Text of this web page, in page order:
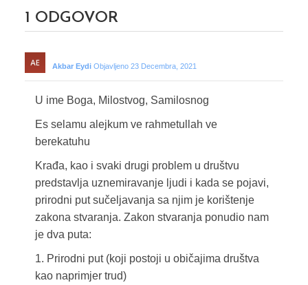
1 ODGOVOR
Akbar Eydi Objavljeno 23 Decembra, 2021
U ime Boga, Milostvog, Samilosnog
Es selamu alejkum ve rahmetullah ve
berekatuhu
Krađa, kao i svaki drugi problem u društvu
predstavlja uznemiravanje ljudi i kada se pojavi,
prirodni put sučeljavanja sa njim je korištenje
zakona stvaranja. Zakon stvaranja ponudio nam
je dva puta:
1. Prirodni put (koji postoji u običajima društva
kao naprimjer trud)